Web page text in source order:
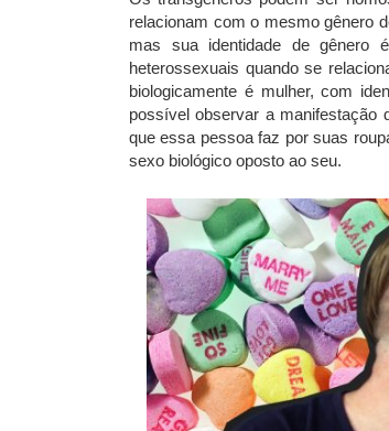
relacionam com o mesmo gênero
mas sua identidade de gênero
heterossexuais quando se
biologicamente é mulher, com
possível observar a manifestação
que essa pessoa faz por suas
sexo biológico oposto ao seu.